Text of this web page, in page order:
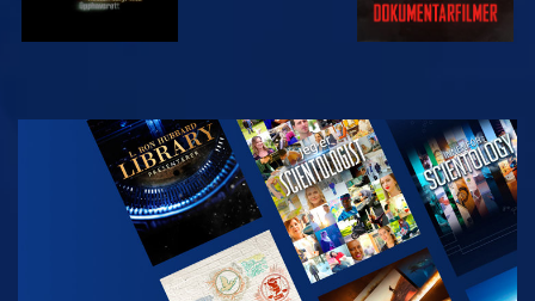
SE
UTFORSK
SERIEN